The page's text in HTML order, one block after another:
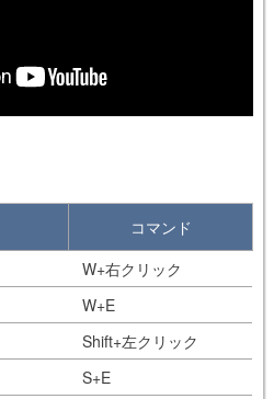
コマンド
W+右クリック
W+E
Shift+左クリック
S+E